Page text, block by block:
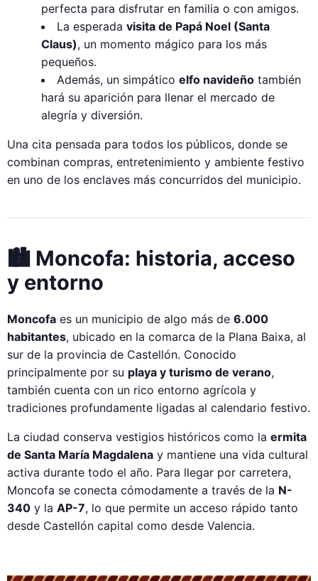
perfecta para disfrutar en familia o con amigos.
La esperada visita de Papá Noel (Santa
Claus), un momento mágico para los más
pequeños.
Además, un simpático elfo navideño también
hará su aparición para llenar el mercado de
alegría y diversión.
Una cita pensada para todos los públicos, donde se
combinan compras, entretenimiento y ambiente festivo
en uno de los enclaves más concurridos del municipio.
🏙️ Moncofa: historia, acceso
y entorno
Moncofa es un municipio de algo más de 6.000
habitantes, ubicado en la comarca de la Plana Baixa, al
sur de la provincia de Castellón. Conocido
principalmente por su playa y turismo de verano,
también cuenta con un rico entorno agrícola y
tradiciones profundamente ligadas al calendario festivo.
La ciudad conserva vestigios históricos como la ermita
de Santa María Magdalena y mantiene una vida cultural
activa durante todo el año. Para llegar por carretera,
Moncofa se conecta cómodamente a través de la N-
340 y la AP-7, lo que permite un acceso rápido tanto
desde Castellón capital como desde Valencia.